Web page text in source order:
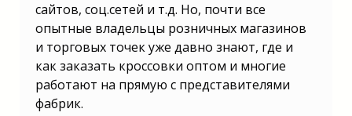
сайтов, соц.сетей и т.д. Но, почти все
опытные владельцы розничных магазинов
и торговых точек уже давно знают, где и
как заказать кроссовки оптом и многие
работают на прямую с представителями
фабрик.